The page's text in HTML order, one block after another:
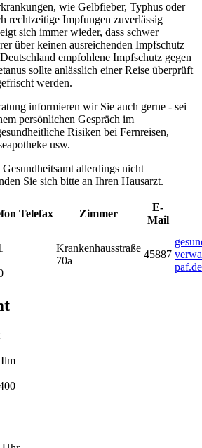
wie Gelbfieber, Typhus oder
rechtzeitige Impfungen zuverlässig
sich immer wieder, dass schwer
über keinen ausreichenden Impfschutz
empfohlene Impfschutz gegen
sollte anlässlich einer Reise überprüft
werden.
informieren wir Sie auch gerne - sei
persönlichen Gespräch im
Risiken bei Fernreisen,
usw.
allerdings nicht
Sie sich bitte an Ihren Hausarzt.
Telefax Zimmer
E-
Mail
Krankenhausstraße
70a
45887
paf.de